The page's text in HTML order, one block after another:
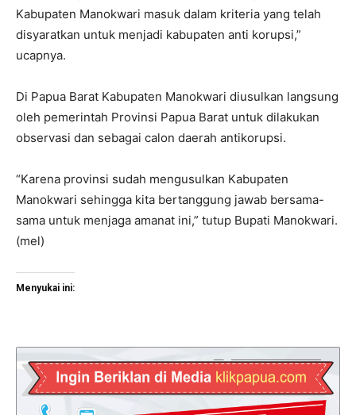
Kabupaten Manokwari masuk dalam kriteria yang telah
disyaratkan untuk menjadi kabupaten anti korupsi,”
ucapnya.
Di Papua Barat Kabupaten Manokwari diusulkan langsung
oleh pemerintah Provinsi Papua Barat untuk dilakukan
observasi dan sebagai calon daerah antikorupsi.
“Karena provinsi sudah mengusulkan Kabupaten
Manokwari sehingga kita bertanggung jawab bersama-
sama untuk menjaga amanat ini,” tutup Bupati Manokwari.
(mel)
Menyukai ini: